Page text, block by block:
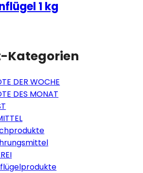
1 kg
Kategorien
DER WOCHE
DES MONAT